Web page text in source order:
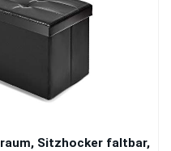
Sitzhocker faltbar,